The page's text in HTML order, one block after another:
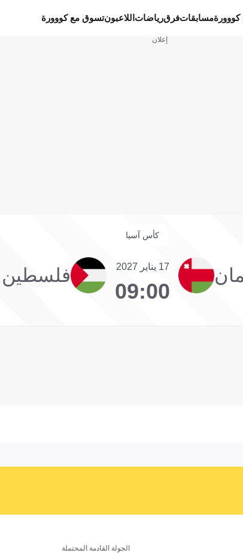
كووورةمسابقاتفرقرياضات اللاعبونتسوق مع كووورة
إعلان
كأس آسيا
17 يناير 2027
09:00
فلسطين
الجولة القادمة المحتملة